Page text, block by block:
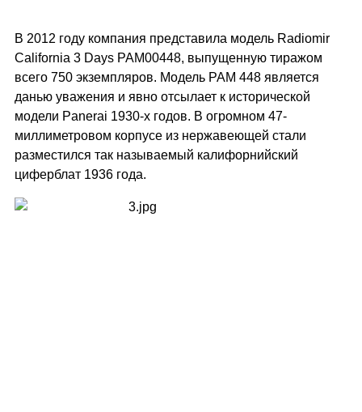
В 2012 году компания представила модель Radiomir
California 3 Days PAM00448, выпущенную тиражом
всего 750 экземпляров. Модель PAM 448 является
данью уважения и явно отсылает к исторической
модели Panerai 1930-х годов. В огромном 47-
миллиметровом корпусе из нержавеющей стали
разместился так называемый калифорнийский
циферблат 1936 года.